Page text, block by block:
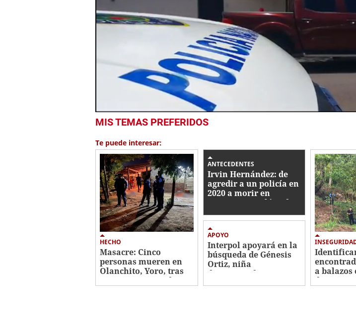
seconds
1
minute,
14
secondsVolume
0%
MIS TEMAS PREFERIDOS
Te puede interesar:
HECHO
Masacre: Cinco
personas mueren en
Olanchito, Yoro, tras
tiroteo en vivienda
ANTECEDENTES
Irvin Hernández: de
agredir a un policía en
2020 a morir en
masacre en Atlántida
APOYO
Interpol apoyará en la
búsqueda de Génesis
Ortiz, niña
desaparecida en San
Pedro Sula
a balazos
de Santa